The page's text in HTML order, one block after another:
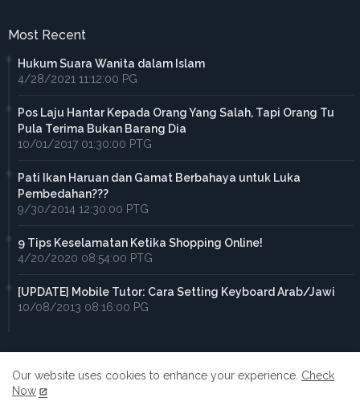
Most Recent
Hukum Suara Wanita dalam Islam
4/28/2021 11:12:00 PG
Pos Laju Hantar Kepada Orang Yang Salah, Tapi Orang Tu
Pula Terima Bukan Barang Dia
10/01/2017 01:30:00 PTG
Pati Ikan Haruan dan Gamat Berbahaya untuk Luka
Pembedahan???
9/30/2014 12:30:00 PTG
9 Tips Keselamatan Ketika Shopping Online!
4/20/2020 08:54:00 PTG
[UPDATE] Mobile Tutor: Cara Setting Keyboard Arab/Jawi
10/08/2013 08:16:00 PG
Our website uses cookies to enhance your experience. Check
Now